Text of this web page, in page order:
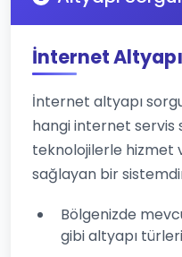
İnternet
İnternet altyapı
hangi internet servis
teknolojilerle hizmet
sağlayan bir
Bölgenizde
gibi altyapı